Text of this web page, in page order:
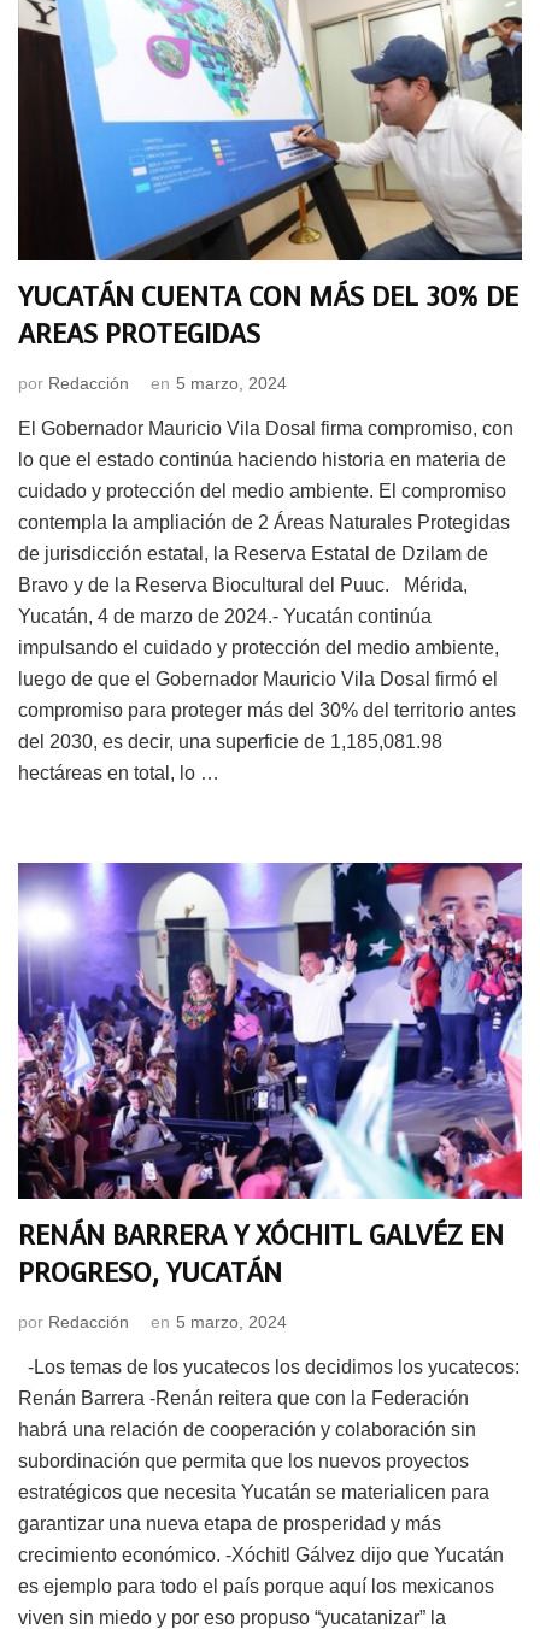
YUCATÁN CUENTA CON MÁS DEL 30% DE
AREAS PROTEGIDAS
por Redacción en 5 marzo, 2024
El Gobernador Mauricio Vila Dosal firma compromiso, con
lo que el estado continúa haciendo historia en materia de
cuidado y protección del medio ambiente. El compromiso
contempla la ampliación de 2 Áreas Naturales Protegidas
de jurisdicción estatal, la Reserva Estatal de Dzilam de
Bravo y de la Reserva Biocultural del Puuc. Mérida,
Yucatán, 4 de marzo de 2024.- Yucatán continúa
impulsando el cuidado y protección del medio ambiente,
luego de que el Gobernador Mauricio Vila Dosal firmó el
compromiso para proteger más del 30% del territorio antes
del 2030, es decir, una superficie de 1,185,081.98
hectáreas en total, lo …
RENÁN BARRERA Y XÓCHITL GALVÉZ EN
PROGRESO, YUCATÁN
por Redacción en 5 marzo, 2024
-Los temas de los yucatecos los decidimos los yucatecos:
Renán Barrera -Renán reitera que con la Federación
habrá una relación de cooperación y colaboración sin
subordinación que permita que los nuevos proyectos
estratégicos que necesita Yucatán se materialicen para
garantizar una nueva etapa de prosperidad y más
crecimiento económico. -Xóchitl Gálvez dijo que Yucatán
es ejemplo para todo el país porque aquí los mexicanos
viven sin miedo y por eso propuso “yucatanizar” la